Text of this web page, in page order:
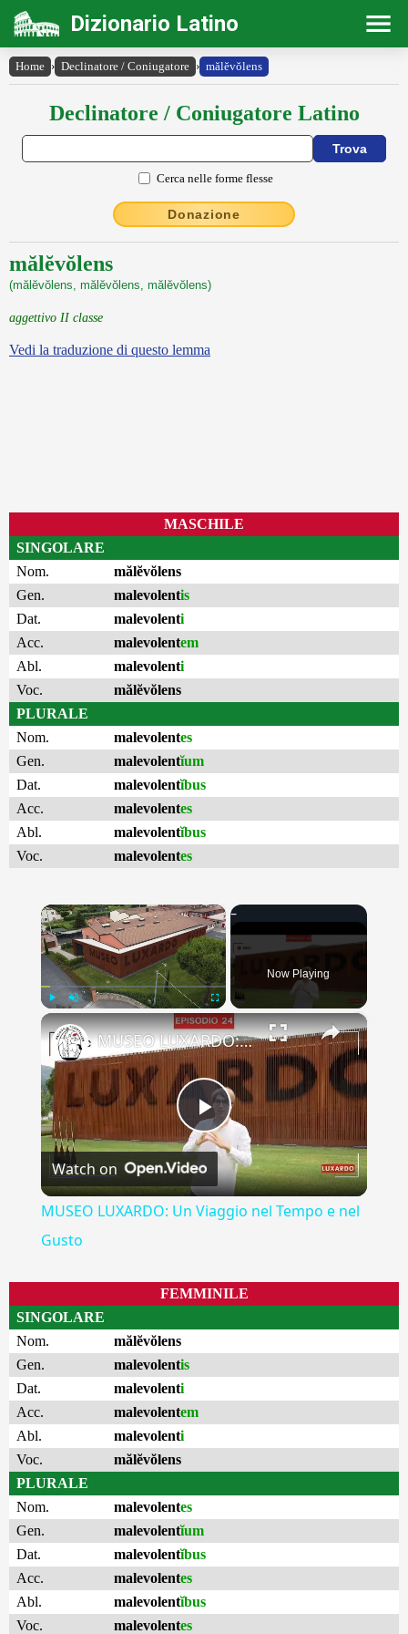
Dizionario Latino
Home › Declinatore / Coniugatore › mălĕvŏlens
Declinatore / Coniugatore Latino
Cerca nelle forme flesse
Donazione
mălĕvŏlens
(mălĕvŏlens, mălĕvŏlens, mălĕvŏlens)
aggettivo II classe
Vedi la traduzione di questo lemma
MASCHILE
SINGOLARE
Nom.
mălĕvŏlens
Gen.
malevolentis
Dat.
malevolenti
Acc.
malevolentem
Abl.
malevolenti
Voc.
mălĕvŏlens
PLURALE
Nom.
malevolentes
Gen.
malevolentĭum
Dat.
malevolentĭbus
Acc.
malevolentes
Abl.
malevolentĭbus
Voc.
malevolentes
×
Fullscreen
Now Playing
×
Play
Video
MUSEO LUXARDO: Un Viaggio nel Tempo e nel Gusto
Watch on
MUSEO LUXARDO: Un Viaggio nel Tempo e nel
Gusto
FEMMINILE
SINGOLARE
Nom.
mălĕvŏlens
Gen.
malevolentis
Dat.
malevolenti
Acc.
malevolentem
Abl.
malevolenti
Voc.
mălĕvŏlens
PLURALE
Nom.
malevolentes
Gen.
malevolentĭum
Dat.
malevolentĭbus
Acc.
malevolentes
Abl.
malevolentĭbus
Voc.
malevolentes